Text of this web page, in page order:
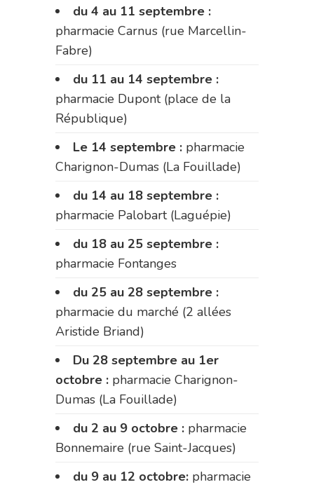
du 4 au 11 septembre :
pharmacie Carnus (rue Marcellin-
Fabre)
du 11 au 14 septembre :
pharmacie Dupont (place de la
République)
Le 14 septembre : pharmacie
Charignon-Dumas (La Fouillade)
du 14 au 18 septembre :
pharmacie Palobart (Laguépie)
du 18 au 25 septembre :
pharmacie Fontanges
du 25 au 28 septembre :
pharmacie du marché (2 allées
Aristide Briand)
Du 28 septembre au 1er
octobre : pharmacie Charignon-
Dumas (La Fouillade)
du 2 au 9 octobre : pharmacie
Bonnemaire (rue Saint-Jacques)
du 9 au 12 octobre: pharmacie